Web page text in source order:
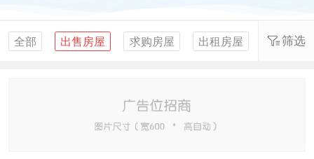
全部 出售房屋 求购房屋 出租房屋 求租房屋
筛选